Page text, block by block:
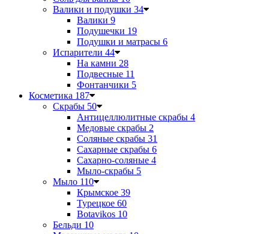
Валики и подушки 34
Валики 9
Подушечки 19
Подушки и матрасы 6
Испарители 44
На камни 28
Подвесные 11
Фонтанчики 5
Косметика 187
Скрабы 50
Антицеллюлитные скрабы 4
Медовые скрабы 2
Соляные скрабы 31
Сахарные скрабы 6
Сахарно-соляные 4
Мыло-скрабы 5
Мыло 110
Крымское 39
Турецкое 60
Botavikos 10
Бельди 10